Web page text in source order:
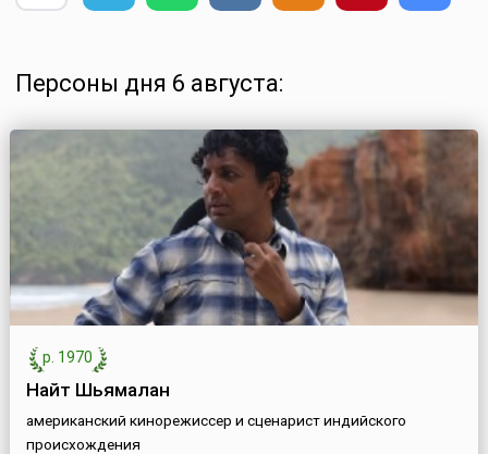
Персоны дня 6 августа:
р. 1970
Найт Шьямалан
американский кинорежиссер и сценарист индийского
происхождения